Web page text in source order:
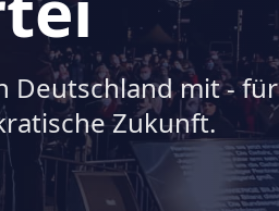
Deutschland mit - für
Zukunft.